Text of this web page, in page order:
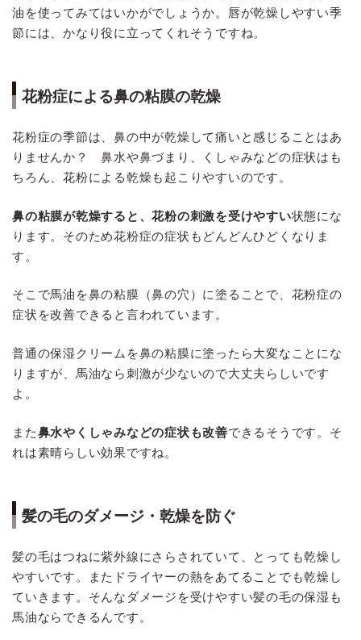
油を使ってみてはいかがでしょうか。唇が乾燥しやすい季
節には、かなり役に立ってくれそうですね。
花粉症による鼻の粘膜の乾燥
花粉症の季節は、鼻の中が乾燥して痛いと感じることはあ
りませんか？ 鼻水や鼻づまり、くしゃみなどの症状はも
ちろん、花粉による乾燥も起こりやすいのです。
鼻の粘膜が乾燥すると、花粉の刺激を受けやすい状態にな
ります。そのため花粉症の症状もどんどんひどくなりま
す。
そこで馬油を鼻の粘膜（鼻の穴）に塗ることで、花粉症の
症状を改善できると言われています。
普通の保湿クリームを鼻の粘膜に塗ったら大変なことにな
りますが、馬油なら刺激が少ないので大丈夫らしいです
よ。
また鼻水やくしゃみなどの症状も改善できるそうです。そ
れは素晴らしい効果ですね。
髪の毛のダメージ・乾燥を防ぐ
髪の毛はつねに紫外線にさらされていて、とっても乾燥し
やすいです。またドライヤーの熱をあてることでも乾燥し
ていきます。そんなダメージを受けやすい髪の毛の保湿も
馬油ならできるんです。